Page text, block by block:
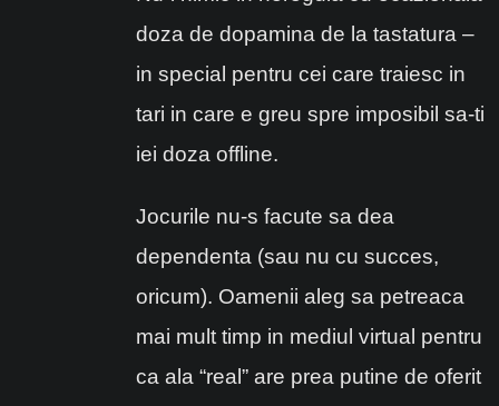
doza de dopamina de la tastatura –
in special pentru cei care traiesc in
tari in care e greu spre imposibil sa-ti
iei doza offline.
Jocurile nu-s facute sa dea
dependenta (sau nu cu succes,
oricum). Oamenii aleg sa petreaca
mai mult timp in mediul virtual pentru
ca ala “real” are prea putine de oferit